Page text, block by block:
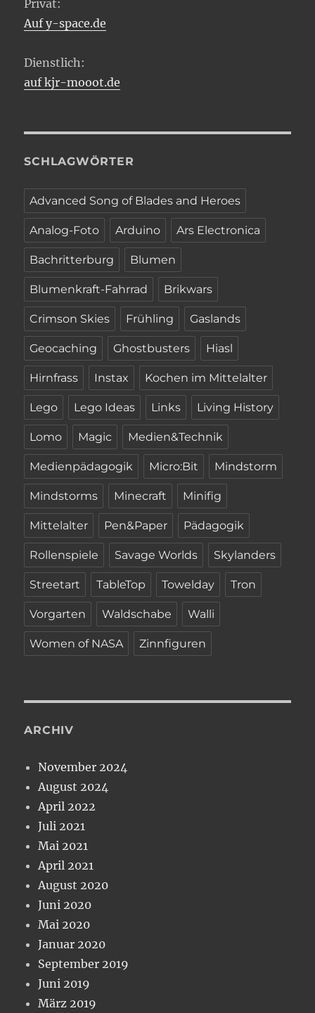
Privat:
Auf y-space.de
Dienstlich:
auf kjr-mooot.de
SCHLAGWÖRTER
Advanced Song of Blades and Heroes
Analog-Foto Arduino Ars Electronica
Bachritterburg Blumen
Blumenkraft-Fahrrad Brikwars
Crimson Skies Frühling Gaslands
Geocaching Ghostbusters Hiasl
Hirnfrass Instax Kochen im Mittelalter
Lego Lego Ideas Links Living History
Lomo Magic Medien&Technik
Medienpädagogik Micro:Bit Mindstorm
Mindstorms Minecraft Minifig
Mittelalter Pen&Paper Pädagogik
Rollenspiele Savage Worlds Skylanders
Streetart TableTop Towelday Tron
Vorgarten Waldschabe Walli
Women of NASA Zinnfiguren
ARCHIV
November 2024
August 2024
April 2022
Juli 2021
Mai 2021
April 2021
August 2020
Juni 2020
Mai 2020
Januar 2020
September 2019
Juni 2019
März 2019